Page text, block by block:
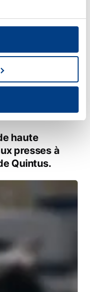
haute
presses à
Quintus.